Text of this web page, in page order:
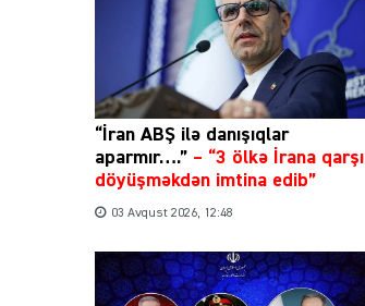
“İran ABŞ ilə danışıqlar
aparmır….” – “3 ölkə İrana qarşı
döyüşməkdən imtina edib”
03 Avqust 2026, 12:48